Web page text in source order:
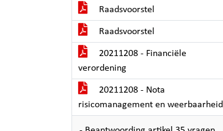
Raadsvoorstel
Raadsvoorstel
20211208 - Financiële
verordening
20211208 - Nota
risicomanagement en weerbaarheid